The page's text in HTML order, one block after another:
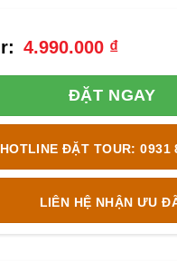
4.990.000 ₫
ĐẶT NGAY
HOTLINE ĐẶT TOUR: 0931
LIÊN HỆ NHẬN ƯU